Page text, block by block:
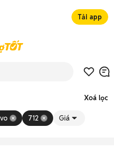
Tải app
Xoá lọc
712 Giá